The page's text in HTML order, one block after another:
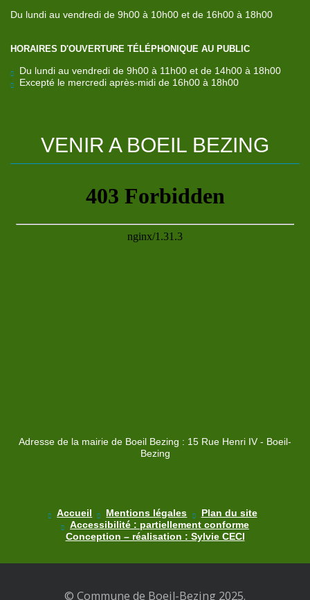
Du lundi au vendredi de 9h00 à 10h00 et de 16h00 à 18h00
HORAIRES D'OUVERTURE TÉLÉPHONIQUE AU PUBLIC
Du lundi au vendredi de 9h00 à 11h00 et de 14h00 à 18h00
Excepté le mercredi après-midi de 16h00 à 18h00
VENIR A BOEIL BEZING
Adresse de la mairie de Boeil Bezing : 15 Rue Henri IV - Boeil-
Bezing
Accueil Mentions légales
Plan du site
Accessibilité : partiellement conforme
Conception – réalisation : Sylvie CECI
© Commune de Boeil-Bezing 2025.